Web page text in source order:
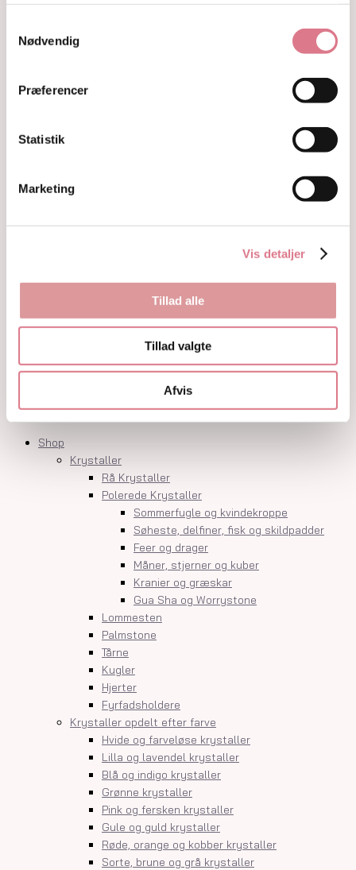
Nødvendig
Præferencer
Statistik
Marketing
Vis detaljer
Tillad alle
Tillad valgte
Afvis
Krystaller opdelt efter farve
Røgelse og genopladning af krystaller
Skåle og fade
Krystalindex
Kontakt
Shop
Krystaller
Rå Krystaller
Polerede Krystaller
Sommerfugle og kvindekroppe
Søheste, delfiner, fisk og skildpadder
Feer og drager
Måner, stjerner og kuber
Kranier og græskar
Gua Sha og Worrystone
Lommesten
Palmstone
Tårne
Kugler
Hjerter
Fyrfadsholdere
Krystaller opdelt efter farve
Hvide og farveløse krystaller
Lilla og lavendel krystaller
Blå og indigo krystaller
Grønne krystaller
Pink og fersken krystaller
Gule og guld krystaller
Røde, orange og kobber krystaller
Sorte, brune og grå krystaller